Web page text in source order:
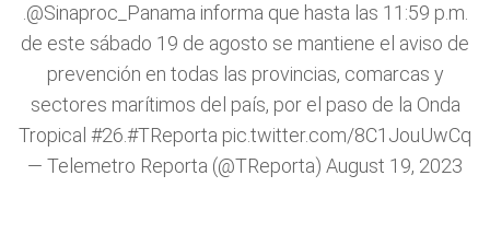
@Sinaproc_Panama informa que hasta las 11:59 p.m.
de este sábado 19 de agosto se mantiene el aviso de
prevención en todas las provincias, comarcas y
sectores marítimos del país, por el paso de la Onda
Tropical #26.#TReporta pic.twitter.com/8C1JouUwCq
— Telemetro Reporta (@TReporta) August 19, 2023